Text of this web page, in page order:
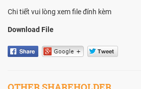
Chi tiết vui lòng xem file đính kèm
Download File